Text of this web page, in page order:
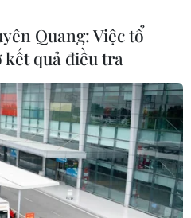
tin
bảo vệ bằng
tấn mỹ
bố sản
Quang: Việc tổ
quả điều tra